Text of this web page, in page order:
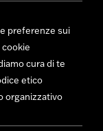
preferenze sui
cookie
cura di te
etico
organizzativo